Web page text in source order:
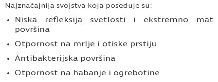
Najznačajnija svojstva koja poseduje su:
Niska refleksija svetlosti i ekstremno mat
površina
Otpornost na mrlje i otiske prstiju
Antibakterijska površina
Otpornost na habanje i ogrebotine